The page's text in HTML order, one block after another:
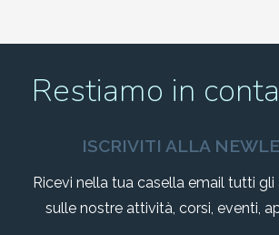
Restiamo in
ISCRIVITI ALLA
Ricevi nella tua casella email tutti
sulle nostre attività, corsi, eventi,